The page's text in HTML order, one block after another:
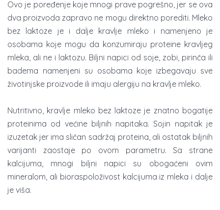
Ovo je poređenje koje mnogi prave pogrešno, jer se ova
dva proizvoda zapravo ne mogu direktno porediti. Mleko
bez laktoze je i dalje kravlje mleko i namenjeno je
osobama koje mogu da konzumiraju proteine kravljeg
mleka, ali ne i laktozu. Biljni napici od soje, zobi, pirinča ili
badema namenjeni su osobama koje izbegavaju sve
životinjske proizvode ili imaju alergiju na kravlje mleko.
Nutritivno, kravlje mleko bez laktoze je znatno bogatije
proteinima od većine biljnih napitaka. Sojin napitak je
izuzetak jer ima sličan sadržaj proteina, ali ostatak biljnih
varijanti zaostaje po ovom parametru. Sa strane
kalcijuma, mnogi biljni napici su obogaćeni ovim
mineralom, ali bioraspoloživost kalcijuma iz mleka i dalje
je viša.